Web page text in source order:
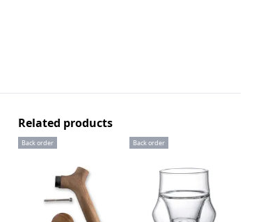
Related products
Back order Back order